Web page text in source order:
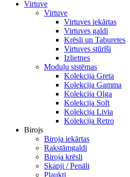
Virtuve
Virtuve
Virtuves iekārtas
Virtuves galdi
Krēsli un Taburetes
Virtuves stūrīši
Izlietnes
Moduļu sistēmas
Kolekcija Greta
Kolekcija Gamma
Kolekcija Olga
Kolekcija Soft
Kolekcija Livia
Kolekcija Retro
Birojs
Biroja iekārtas
Rakstāmgaldi
Biroja krēsli
Skapji / Penāli
Plaukti